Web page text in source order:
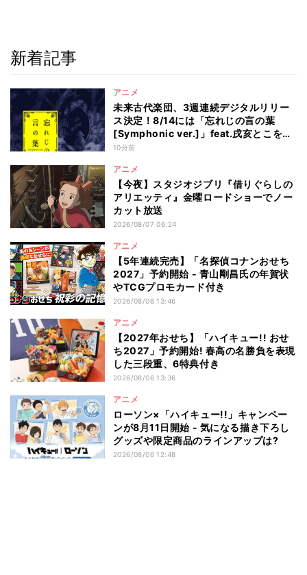
新着記事
アニメ
未来古代楽団、3週連続デジタルリリー
ス決定！8/14には「忘れじの言の葉
[Symphonic ver.]」feat.戌亥とこを配
信
10分前
アニメ
【今夜】スタジオジブリ『借りぐらしの
アリエッティ』金曜ロードショーでノー
カット放送
2026/08/07 06:24
アニメ
【5年連続完売】「名探偵コナンおせち
2027」予約開始 - 青山剛昌氏の年賀状
やTCGプロモカード付き
2026/08/06 13:46
アニメ
【2027年おせち】「ハイキュー!! おせ
ち2027」予約開始! 春高の名勝負を表現
した三段重、6特典付き
2026/08/06 13:36
アニメ
ローソン×「ハイキュー!!」キャンペー
ンが8月11日開始 - 気になる描き下ろし
グッズや限定商品のラインアップは?
2026/08/06 12:48